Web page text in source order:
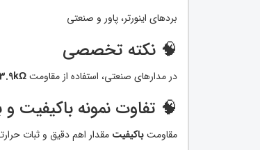
بردهای اینورتر، پاور و صنعتی
🧠 نکته تخصصی
در مدارهای صنعتی، استفاده از مقاومت3.9kΩ سایز 1206
🧠 تفاوت نمونه باکیفیت
مقاومتباکیفیت مقدار اهم دقیق و ثبات